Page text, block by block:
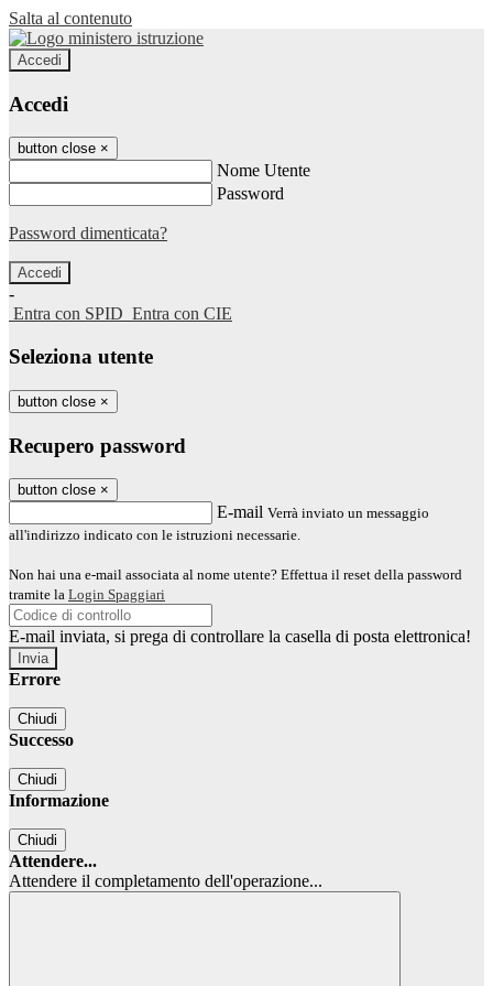
Salta al contenuto
Accedi
Accedi
button close ×
Nome Utente
Password
Password dimenticata?
-
Entra con SPID Entra con CIE
Seleziona utente
button close ×
Recupero password
button close ×
E-mail Verrà inviato un messaggio
all'indirizzo indicato con le istruzioni necessarie.
Non hai una e-mail associata al nome utente? Effettua il reset della password
tramite la Login Spaggiari
E-mail inviata, si prega di controllare la casella di posta elettronica!
Errore
Chiudi
Successo
Chiudi
Informazione
Chiudi
Attendere...
Attendere il completamento dell'operazione...